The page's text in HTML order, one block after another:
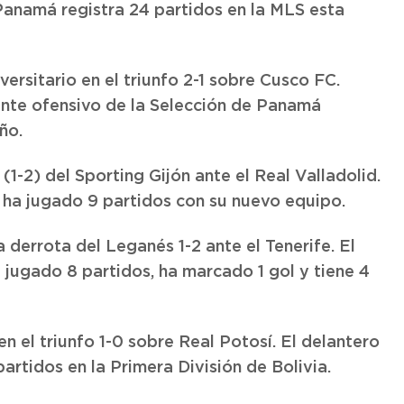
registra 24 partidos en la MLS esta
en el triunfo 2-1 sobre Cusco FC.
ofensivo de la Selección de Panamá
2) del Sporting Gijón ante el Real Valladolid.
jugado 9 partidos con su nuevo equipo.
del Leganés 1-2 ante el Tenerife. El
8 partidos, ha marcado 1 gol y tiene 4
el triunfo 1-0 sobre Real Potosí. El delantero
en la Primera División de Bolivia.